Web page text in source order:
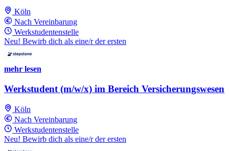
Köln
Nach Vereinbarung
Werkstudentenstelle
Neu! Bewirb dich als eine/r der ersten
mehr lesen
Werkstudent (m/w/x) im Bereich Versicherungswesen
Köln
Nach Vereinbarung
Werkstudentenstelle
Neu! Bewirb dich als eine/r der ersten